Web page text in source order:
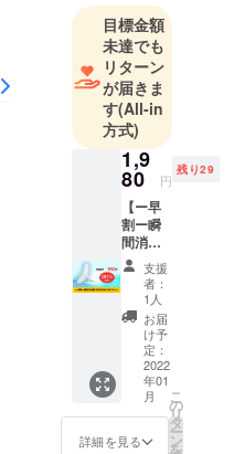
あれを製造
するのが弊
社のメイン
事業です。
日々色々な
お仕事を頂
く中で、あ
る時マラソ
ン選手のユ
ニフォーム
の製造を依
頼いただ
き、これが
消臭の道へ
いくきっか
けに。
目標金額
未達でも
リターン
が届きま
す(All-in
方式)
1,9
80 円
残り29
【ー早
割ー瞬
間消臭
靴下
PRONI
CAホワ
イト】
瞬間消
臭靴下
PRONI
CA（ホ
ワイ
ト）を1
足お届
支援
者：
1人
お届
け予
定：
2022
年01
月
詳細を見る
こ
の
リ
タ
ー
ン
を